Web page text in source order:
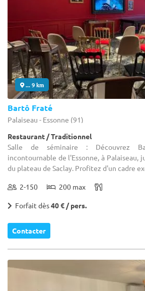
... 9 km
Bartô Fraté
Palaiseau - Essonne (91)
Restaurant / Traditionnel
Salle de séminaire : Découvrez
incontournable de l'Essonne, à Palaiseau,
du plateau de Saclay. Profitez d'un cadre
2-150 200 max
Forfait dès40 € / pers.
Contacter